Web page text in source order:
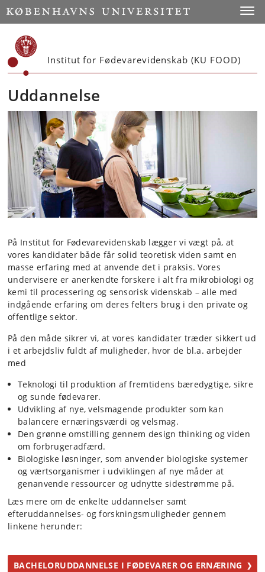
Start
Institut for Fødevarevidenskab (KU FOOD)
Uddannelse
På Institut for Fødevarevidenskab lægger vi vægt på, at
vores kandidater både får solid teoretisk viden samt en
masse erfaring med at anvende det i praksis. Vores
undervisere er anerkendte forskere i alt fra mikrobiologi og
kemi til processering og sensorisk videnskab – alle med
indgående erfaring om deres felters brug i den private og
offentlige sektor.
På den måde sikrer vi, at vores kandidater træder sikkert ud
i et arbejdsliv fuldt af muligheder, hvor de bl.a. arbejder
med
Teknologi til produktion af fremtidens bæredygtige, sikre
og sunde fødevarer.
Udvikling af nye, velsmagende produkter som kan
balancere ernæringsværdi og velsmag.
Den grønne omstilling gennem design thinking og viden
om forbrugeradfærd.
Biologiske løsninger, som anvender biologiske systemer
og værtsorganismer i udviklingen af nye måder at
genanvende ressourcer og udnytte sidestrømme på.
Læs mere om de enkelte uddannelser samt
efteruddannelses- og forskningsmuligheder gennem
linkene herunder:
BACHELORUDDANNELSE I FØDEVARER OG ERNÆRING